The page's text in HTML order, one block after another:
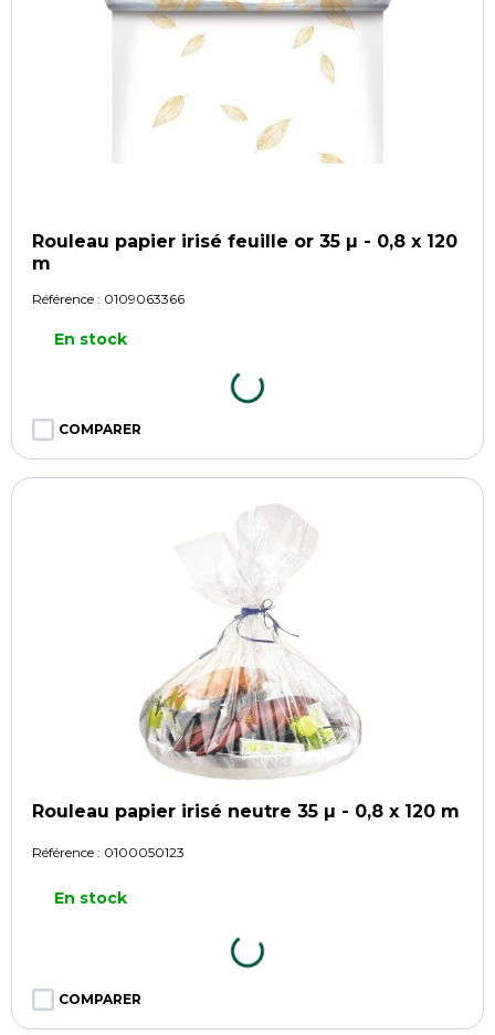
Rouleau papier irisé feuille or 35 µ - 0,8 x 120
m
Référence : 0109063366
En stock
COMPARER
Rouleau papier irisé neutre 35 µ - 0,8 x 120 m
Référence : 0100050123
En stock
COMPARER